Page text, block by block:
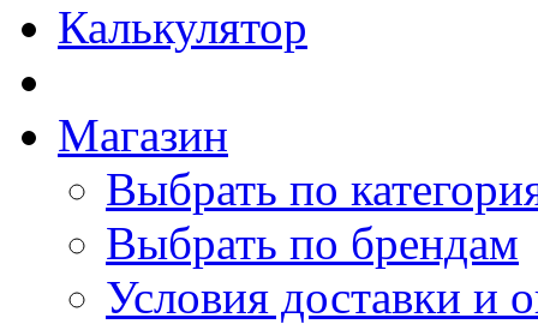
Калькулятор
Магазин
Выбрать по
Выбрать по брендам
Условия доставки и